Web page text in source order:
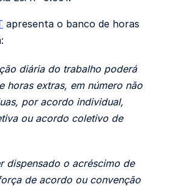
apresenta o banco de horas
diária do trabalho poderá
horas extras, em número não
por acordo individual,
ou acordo coletivo de
dispensado o acréscimo de
de acordo ou convenção